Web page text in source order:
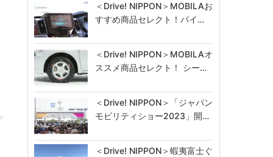
＜Drive! NIPPON＞MOBILAお
すすめ商品セレクト！パイ…
＜Drive! NIPPON＞MOBILAオ
ススメ商品セレクト！ シー…
＜Drive! NIPPON＞「ジャパン
モビリティショー2023」開…
＜Drive! NIPPON＞蝦夷富士ぐ